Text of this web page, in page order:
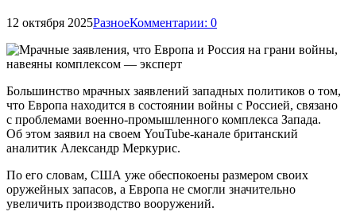
12 октября 2025РазноеКомментарии: 0
Большинство мрачных заявлений западных политиков о том,
что Европа находится в состоянии войны с Россией, связано
с проблемами военно-промышленного комплекса Запада.
Об этом заявил на своем YouTube-канале британский
аналитик Александр Меркурис.
По его словам, США уже обеспокоены размером своих
оружейных запасов, а Европа не смогли значительно
увеличить производство вооружений.